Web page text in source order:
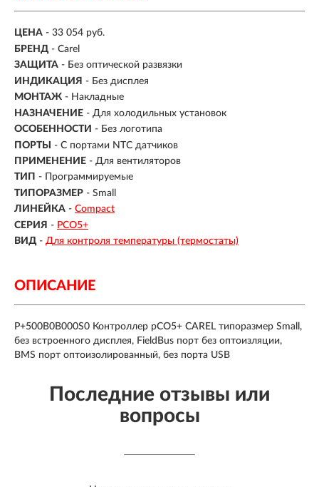
ЦЕНА - 33 054 руб.
БРЕНД - Carel
ЗАЩИТА - Без оптической развязки
ИНДИКАЦИЯ - Без дисплея
МОНТАЖ - Накладные
НАЗНАЧЕНИЕ - Для холодильных установок
ОСОБЕННОСТИ - Без логотипа
ПОРТЫ
- С портами NTC датчиков
ПРИМЕНЕНИЕ - Для вентиляторов
ТИП - Программируемые
ТИПОРАЗМЕР - Small
ЛИНЕЙКА - Compact
СЕРИЯ - PCO5+
ВИД - Для контроля температуры (термостаты)
ОПИСАНИЕ
P+500B0B000S0 Контроллер pCO5+ CAREL типоразмер Small,
без встроенного дисплея, FieldBus порт без оптоизляции,
BMS порт оптоизолированный, без порта USB
Последние отзывы или
вопросы